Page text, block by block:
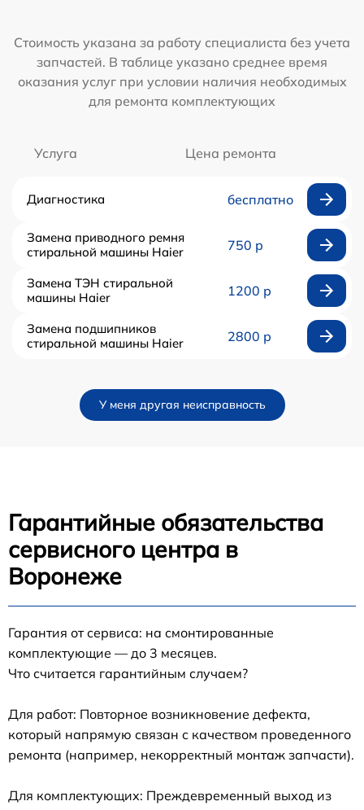
Стоимость указана за работу специалиста без учета
запчастей. В таблице указано среднее время
оказания услуг при условии наличия необходимых
для ремонта комплектующих
Услуга Цена ремонта
Диагностика бесплатно
Замена приводного ремня
стиральной машины Haier
750 р
Замена ТЭН стиральной
машины Haier
1200 р
Замена подшипников
стиральной машины Haier
2800 р
У меня другая неисправность
Гарантийные обязательства
сервисного центра в
Воронеже
Гарантия от сервиса: на смонтированные
комплектующие — до 3 месяцев.
Что считается гарантийным случаем?
Для работ: Повторное возникновение дефекта,
который напрямую связан с качеством проведенного
ремонта (например, некорректный монтаж запчасти).
Для комплектующих: Преждевременный выход из